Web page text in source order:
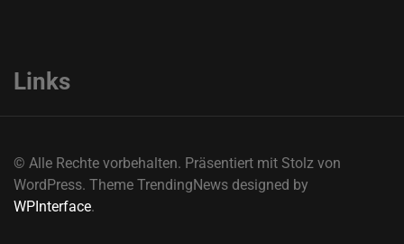
Links
© Alle Rechte vorbehalten. Präsentiert mit Stolz von
WordPress. Theme TrendingNews designed by
WPInterface.